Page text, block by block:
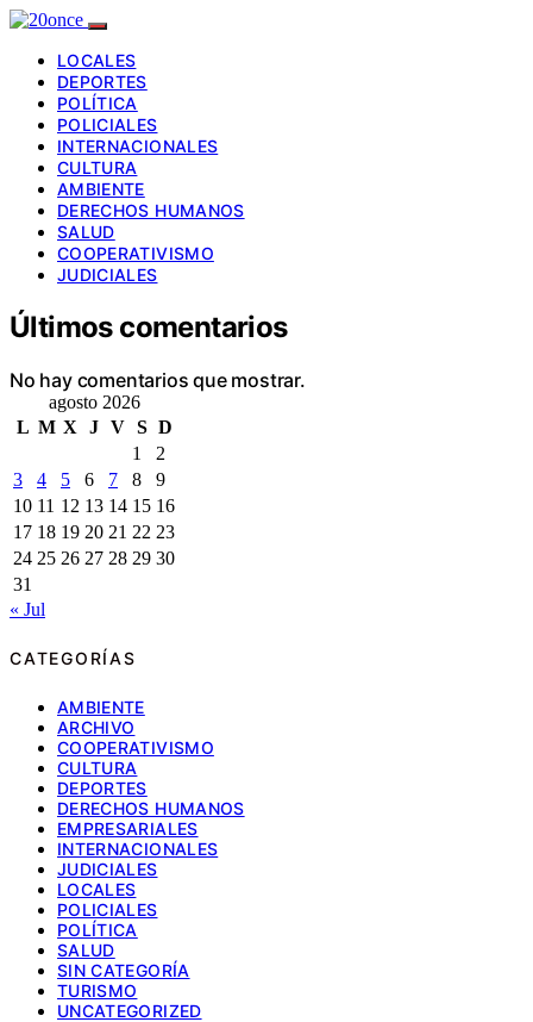
LOCALES
DEPORTES
POLÍTICA
POLICIALES
INTERNACIONALES
CULTURA
AMBIENTE
DERECHOS HUMANOS
SALUD
COOPERATIVISMO
JUDICIALES
Últimos comentarios
No hay comentarios que mostrar.
agosto 2026
L M X J V S D
1
2
3
4 5 6 7 8
9
10 11 12 13 14 15 16
17 18 19 20 21 22 23
24 25 26 27 28 29 30
31
« Jul
CATEGORÍAS
AMBIENTE
ARCHIVO
COOPERATIVISMO
CULTURA
DEPORTES
DERECHOS HUMANOS
EMPRESARIALES
INTERNACIONALES
JUDICIALES
LOCALES
POLICIALES
POLÍTICA
SALUD
SIN CATEGORÍA
TURISMO
UNCATEGORIZED